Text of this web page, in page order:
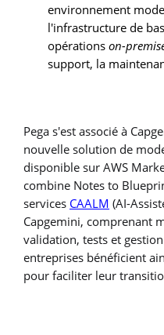
environnement
l'infrastructure de
opérationson-
support, la
Pega s'est associé à
nouvelle solution de
disponible sur AWS
combine Notes to
services CAALM (AI-
Capgemini, comprenant
validation, tests et
entreprises bénéficient
pour faciliter leur